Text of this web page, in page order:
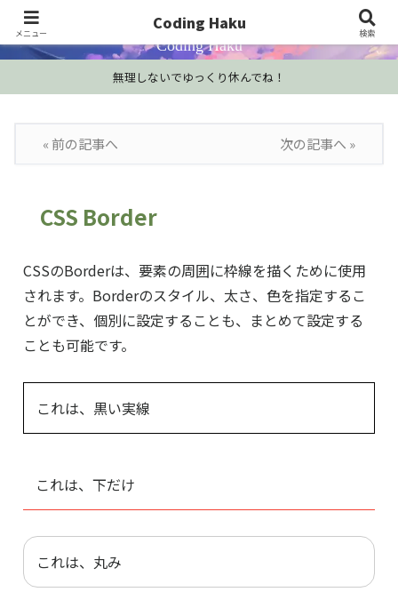
プログラミング学習・開発Tips・技術情報
Coding Haku
無理しないでゆっくり休んでね！
« 前の記事へ 次の記事へ »
CSS Border
CSSのBorderは、要素の周囲に枠線を描くために使用
されます。Borderのスタイル、太さ、色を指定するこ
とができ、個別に設定することも、まとめて設定する
ことも可能です。
これは、黒い実線
これは、下だけ
これは、丸み
メニュー
Coding Haku
検索